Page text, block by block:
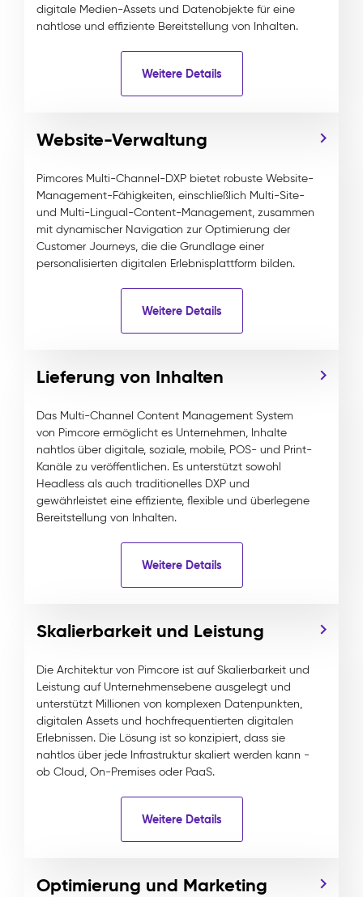
digitale Medien-Assets und Datenobjekte für eine
nahtlose und effiziente Bereitstellung von Inhalten.
Weitere Details
Website-Verwaltung
Pimcores Multi-Channel-DXP bietet robuste Website-
Management-Fähigkeiten, einschließlich Multi-Site-
und Multi-Lingual-Content-Management, zusammen
mit dynamischer Navigation zur Optimierung der
Customer Journeys, die die Grundlage einer
personalisierten digitalen Erlebnisplattform bilden.
Weitere Details
Lieferung von Inhalten
Das Multi-Channel Content Management System
von Pimcore ermöglicht es Unternehmen, Inhalte
nahtlos über digitale, soziale, mobile, POS- und Print-
Kanäle zu veröffentlichen. Es unterstützt sowohl
Headless als auch traditionelles DXP und
gewährleistet eine effiziente, flexible und überlegene
Bereitstellung von Inhalten.
Weitere Details
Skalierbarkeit und Leistung
Die Architektur von Pimcore ist auf Skalierbarkeit und
Leistung auf Unternehmensebene ausgelegt und
unterstützt Millionen von komplexen Datenpunkten,
digitalen Assets und hochfrequentierten digitalen
Erlebnissen. Die Lösung ist so konzipiert, dass sie
nahtlos über jede Infrastruktur skaliert werden kann -
ob Cloud, On-Premises oder PaaS.
Weitere Details
Optimierung und Marketing